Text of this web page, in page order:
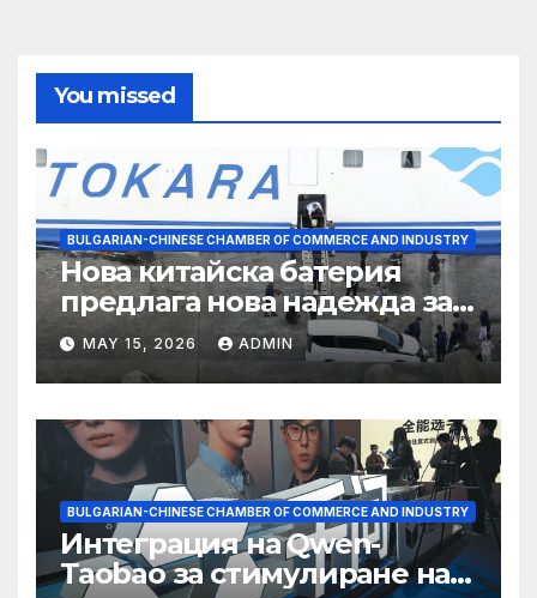
You missed
BULGARIAN-CHINESE CHAMBER OF COMMERCE AND INDUSTRY
Нова китайска батерия
предлага нова надежда за
съхранение на водород
MAY 15, 2026 ADMIN
BULGARIAN-CHINESE CHAMBER OF COMMERCE AND INDUSTRY
Интеграция на Qwen-
Taobao за стимулиране на